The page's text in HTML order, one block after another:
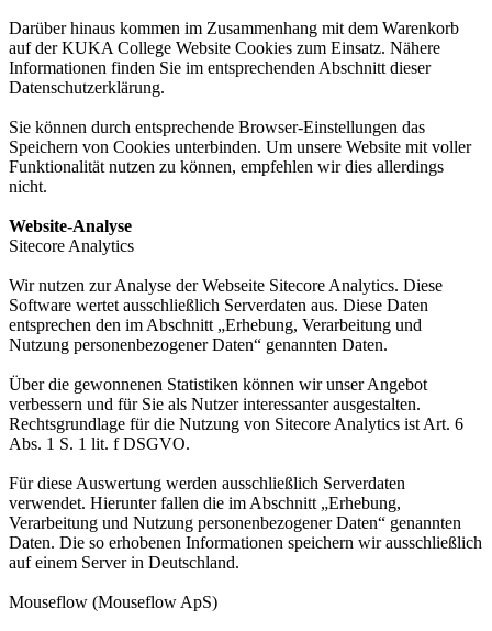
Darüber hinaus kommen im Zusammenhang mit dem Warenkorb
auf der KUKA College Website Cookies zum Einsatz. Nähere
Informationen finden Sie im entsprechenden Abschnitt dieser
Datenschutzerklärung.
Sie können durch entsprechende Browser-Einstellungen das
Speichern von Cookies unterbinden. Um unsere Website mit voller
Funktionalität nutzen zu können, empfehlen wir dies allerdings
nicht.
Website-Analyse
Sitecore Analytics
Wir nutzen zur Analyse der Webseite Sitecore Analytics. Diese
Software wertet ausschließlich Serverdaten aus. Diese Daten
entsprechen den im Abschnitt „Erhebung, Verarbeitung und
Nutzung personenbezogener Daten“ genannten Daten.
Über die gewonnenen Statistiken können wir unser Angebot
verbessern und für Sie als Nutzer interessanter ausgestalten.
Rechtsgrundlage für die Nutzung von Sitecore Analytics ist Art. 6
Abs. 1 S. 1 lit. f DSGVO.
Für diese Auswertung werden ausschließlich Serverdaten
verwendet. Hierunter fallen die im Abschnitt „Erhebung,
Verarbeitung und Nutzung personenbezogener Daten“ genannten
Daten. Die so erhobenen Informationen speichern wir ausschließlich
auf einem Server in Deutschland.
Mouseflow (Mouseflow ApS)